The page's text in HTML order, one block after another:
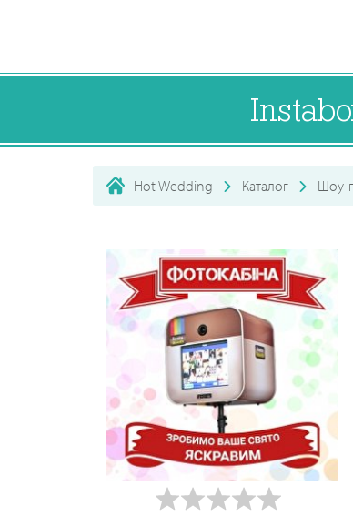
Hot Wedding Каталог Шоу-